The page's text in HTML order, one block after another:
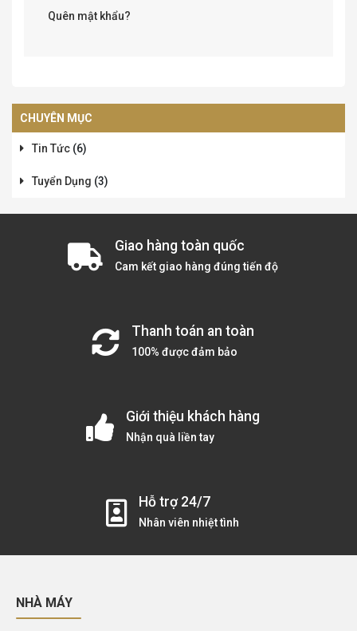
Quên mật khẩu?
CHUYÊN MỤC
Tin Tức (6)
Tuyển Dụng (3)
Giao hàng toàn quốc
Cam kết giao hàng đúng tiến độ
Thanh toán an toàn
100% được đảm bảo
Giới thiệu khách hàng
Nhận quà liền tay
Hỗ trợ 24/7
Nhân viên nhiệt tình
NHÀ MÁY